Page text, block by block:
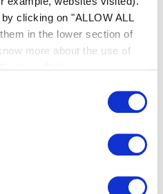
clicking on "ALLOW ALL
in the lower section of
more about the use of
dall'alto, consente un
Lo scarico
la rimozione del robot